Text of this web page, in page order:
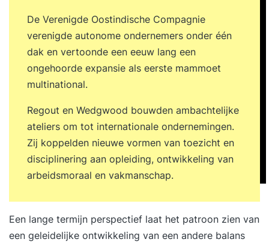
De Verenigde Oostindische Compagnie
verenigde autonome ondernemers onder één
dak en vertoonde een eeuw lang een
ongehoorde expansie als eerste mammoet
multinational.
Regout en Wedgwood bouwden ambachtelijke
ateliers om tot internationale ondernemingen.
Zij koppelden nieuwe vormen van toezicht en
disciplinering aan opleiding, ontwikkeling van
arbeidsmoraal en vakmanschap.
Een lange termijn perspectief laat het patroon zien van
een geleidelijke ontwikkeling van een andere balans